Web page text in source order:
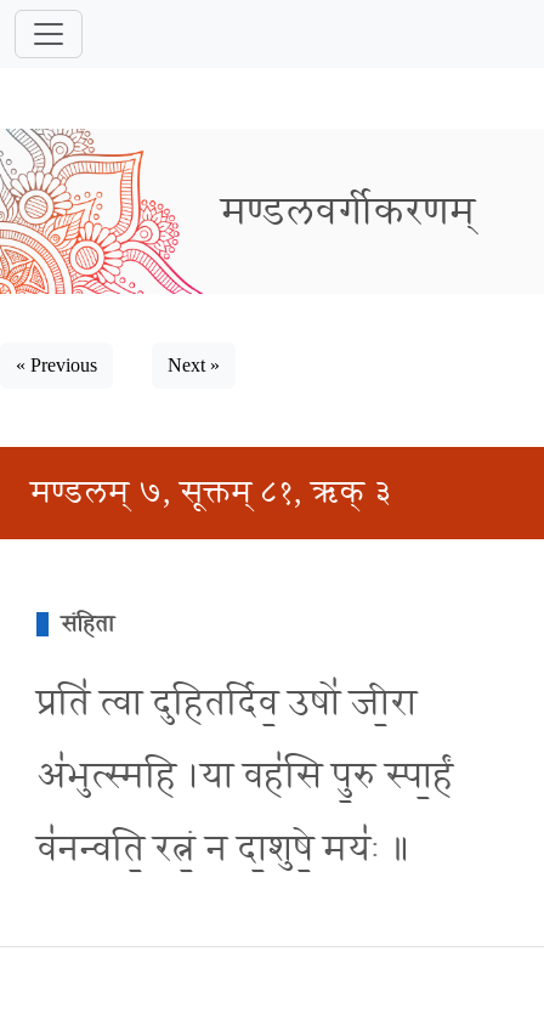
मण्डलवर्गीकरणम्
« Previous Next »
मण्डलम् ७, सूक्तम् ८१, ऋक् ३
संहिता
प्रति॑ त्वा दुहितर्दिव॒ उषो॑ जी॒रा
अ॑भुत्स्महि ।या वह॑सि पु॒रु स्पा॒र्हं
व॑नन्वति॒ रत्नं॒ न दा॒शुषे॒ मयः॑ ॥